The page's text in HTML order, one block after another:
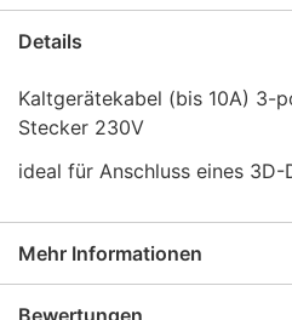
Details
Kaltgerätekabel (bis 10A) 3-
Stecker 230V
ideal für Anschluss eines 3D-
Mehr Informationen
Bewertungen